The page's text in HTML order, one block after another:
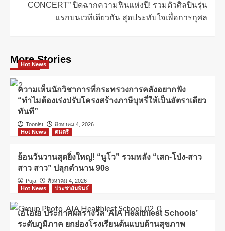
CONCERT” ปิดฉากความฟินแห่งปี! รวมตัวศิลปินรุ่น
แรกบนเวทีเดียวกัน สุดประทับใจเพื่อการกุศล
More Stories
Hot News
ความเห็นนักวิชาการที่กระทรวงการคลังอยากฟัง
“ทำไมต้องเร่งปรับโครงสร้างภาษีบุหรี่ให้เป็นอัตราเดียว
ทันที”
Toonist
สิงหาคม 4, 2026
Hot News
ดนตรี
ย้อนวันวานสุดยิ่งใหญ่! “นูโว” รวมพลัง “เสก-โป่ง-สาว
สาว สาว” ปลุกตำนาน 90s
Puja
สิงหาคม 4, 2026
Hot News
ประชาสัมพันธ์
เอไอเอ ประกาศผลรางวัล ‘AIA Healthiest Schools’
ระดับภูมิภาค ยกย่องโรงเรียนต้นแบบด้านสุขภาพ